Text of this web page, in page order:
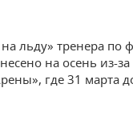
льду» тренера по
на осень из-
где 31 марта